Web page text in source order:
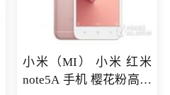
小米（MI） 小米 红米
note5A 手机 樱花粉高配